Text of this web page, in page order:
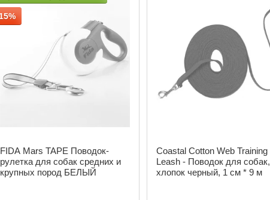
FIDA Mars TAPE Поводок-
рулетка для собак средних и
крупных пород БЕЛЫЙ
Coastal Cotton Web Training
Leash - Поводок для собак,
хлопок черный, 1 см * 9 м